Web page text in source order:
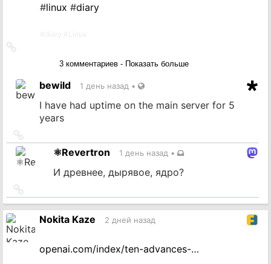
#linux #diary
3 комментариев - Показать больше
bewild 1 день назад •
I have had uptime on the main server for 5
years
на
источник⚛️Revertron 1 день назад •
И древнее, дырявое, ядро?
на
источник
Nokita Kaze 2 дней назад
openai.com/index/ten-advances-…